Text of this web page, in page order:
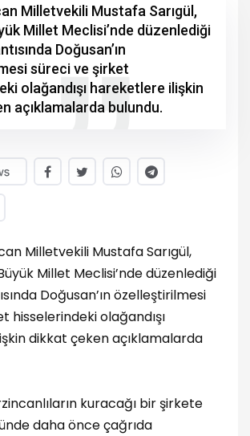
Milletvekili Mustafa Sarıgül,
Millet Meclisi’nde düzenlediği
Doğusan’ın
süreci ve şirket
olağandışı hareketlere ilişkin
açıklamalarda bulundu.
Milletvekili Mustafa Sarıgül,
Millet Meclisi’nde düzenlediği
Doğusan’ın özelleştirilmesi
hisselerindeki olağandışı
dikkat çeken açıklamalarda
kuracağı bir şirkete
daha önce çağrıda